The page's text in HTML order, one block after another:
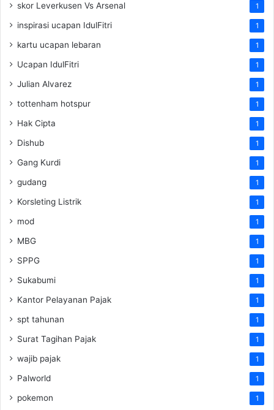
skor Leverkusen Vs Arsenal 1
inspirasi ucapan IdulFitri 1
kartu ucapan lebaran 1
Ucapan IdulFitri 1
Julian Alvarez 1
tottenham hotspur 1
Hak Cipta 1
Dishub 1
Gang Kurdi 1
gudang 1
Korsleting Listrik 1
mod 1
MBG 1
SPPG 1
Sukabumi 1
Kantor Pelayanan Pajak 1
spt tahunan 1
Surat Tagihan Pajak 1
wajib pajak 1
Palworld 1
pokemon 1